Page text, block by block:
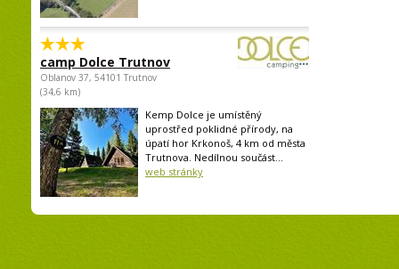
camp Dolce Trutnov
Oblanov 37, 54101 Trutnov
(34,6 km)
Kemp Dolce je umístěný
uprostřed poklidné přírody, na
úpatí hor Krkonoš, 4 km od města
Trutnova. Nedílnou součást...
web stránky